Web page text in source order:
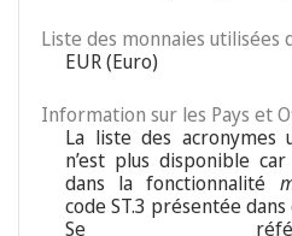
Liste des monnaies utilisées
EUR (Euro)
Information sur les Pays et
La liste des acronymes
n’est plus disponible
dans la fonctionnalité
code ST.3 présentée
Se